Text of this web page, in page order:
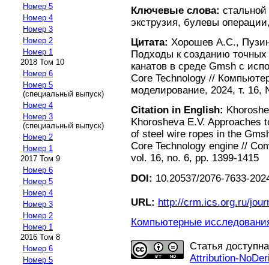
Номер 5
Номер 4
Номер 3
Номер 2
Номер 1
2018 Том 10
Номер 6
Номер 5
(специальный выпуск)
Номер 4
Номер 3
(специальный выпуск)
Номер 2
Номер 1
2017 Том 9
Номер 6
Номер 5
Номер 4
Номер 3
Номер 2
Номер 1
2016 Том 8
Номер 6
Номер 5
Ключевые слова: стальной
экструзия, булевы
Цитата: Хорошев А.С.,
Подходы к созданию точных
канатов в среде Gmsh с
Core Technology //
моделирование, 2024, т. 16,
Citation in English:
Khorosheva E.V.
of steel wire ropes in the
Core Technology engine //
vol. 16, no. 6, pp. 1399-1415
DOI: 10.20537/2076-7633-
URL: http://crm.ics.org.ru/
Компьютерные
Статья
Attribution-